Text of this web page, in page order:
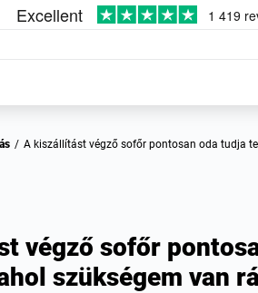
/ A kiszállítást végző sofőr pontosan oda tudja
végző sofőr
szükségem van